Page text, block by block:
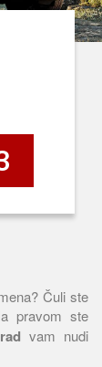
Čuli ste
pravom ste
vam nudi